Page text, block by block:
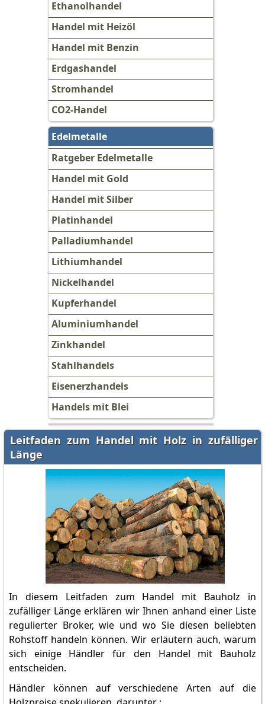
Ethanolhandel
Handel mit Heizöl
Handel mit Benzin
Erdgashandel
Stromhandel
CO2-Handel
Edelmetalle
Ratgeber Edelmetalle
Handel mit Gold
Handel mit Silber
Platinhandel
Palladiumhandel
Lithiumhandel
Nickelhandel
Kupferhandel
Aluminiumhandel
Zinkhandel
Stahlhandels
Eisenerzhandels
Handels mit Blei
Leitfaden zum Handel mit Holz in zufälliger
Länge
In diesem Leitfaden zum Handel mit Bauholz in
zufälliger Länge erklären wir Ihnen anhand einer Liste
regulierter Broker, wie und wo Sie diesen beliebten
Rohstoff handeln können. Wir erläutern auch, warum
sich einige Händler für den Handel mit Bauholz
entscheiden.
Händler können auf verschiedene Arten auf die